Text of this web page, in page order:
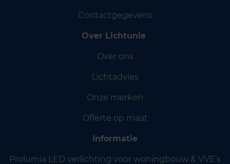
Contactgegevens
Over Lichtunie
Over ons
Lichtadvies
Onze merken
Offerte op maat
Informatie
Prolumia LED verlichting voor woningbouw & VVE’s